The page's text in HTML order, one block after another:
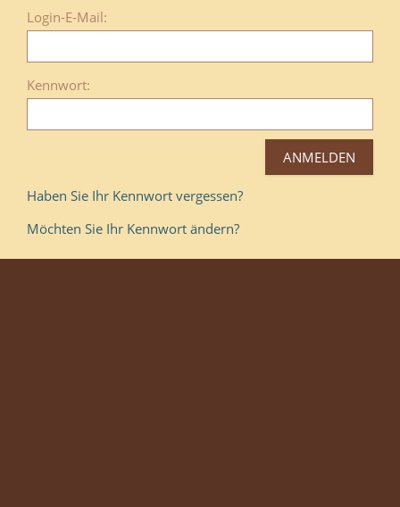
Login-E-Mail:
Kennwort:
Haben Sie Ihr Kennwort vergessen?
Möchten Sie Ihr Kennwort ändern?